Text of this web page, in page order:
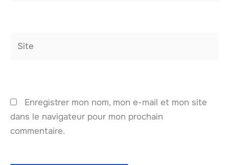
Enregistrer mon nom, mon e-mail et mon site
dans le navigateur pour mon prochain
commentaire.